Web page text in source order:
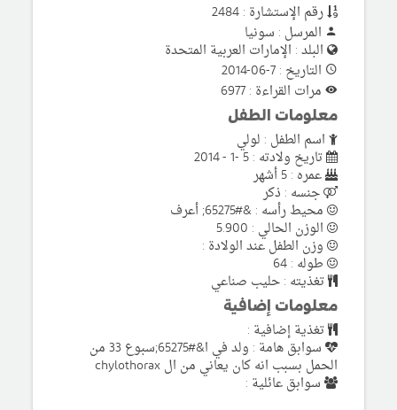
رقم الإستشارة : 2484
المرسل : سونيا
البلد : الإمارات العربية المتحدة
التاريخ : 7-06-2014
مرات القراءة : 6977
معلومات الطفل
اسم الطفل : لولي
تاريخ ولادته : 5 -1 - 2014
عمره : 5 أشهر
جنسه : ذكر
محيط رأسه : &#65275; أعرف
الوزن الحالي : 5.900
وزن الطفل عند الولادة :
طوله : 64
تغذيته : حليب صناعي
معلومات إضافية
تغذية إضافية :
سوابق هامة : ولد في ا&#65275;سبوع 33 من
الحمل بسبب انه كان يعاني من ال chylothorax
سوابق عائلية :